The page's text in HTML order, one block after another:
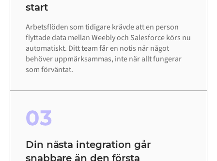
start
Arbetsflöden som tidigare krävde att en person
flyttade data mellan Weebly och Salesforce körs nu
automatiskt. Ditt team får en notis när något
behöver uppmärksammas, inte när allt fungerar
som förväntat.
03
Din nästa integration går
snabbare än den första